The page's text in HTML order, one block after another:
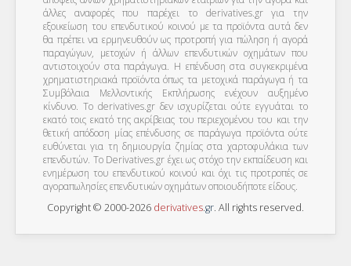
άλλες αναφορές που παρέχει το derivatives.gr για την
εξοικείωση του επενδυτικού κοινού με τα προϊόντα αυτά δεν
θα πρέπει να ερμηνευθούν ως προτροπή για πώληση ή αγορά
παραγώγων, μετοχών ή άλλων επενδυτικών οχημάτων που
αντιστοιχούν στα παράγωγα. Η επένδυση στα συγκεκριμένα
χρηματιστηριακά προϊόντα όπως τα μετοχικά παράγωγα ή τα
Συμβόλαια Μελλοντικής Εκπλήρωσης ενέχουν αυξημένο
κίνδυνο. Το derivatives.gr δεν ισχυρίζεται ούτε εγγυάται το
εκατό τοις εκατό της ακρίβειας του περιεχομένου του και την
θετική απόδοση μίας επένδυσης σε παράγωγα προϊόντα ούτε
ευθύνεται για τη δημιουργία ζημίας στα χαρτοφυλάκια των
επενδυτών. To Derivatives.gr έχει ως στόχο την εκπαίδευση και
ενημέρωση του επενδυτικού κοινού και όχι τις προτροπές σε
αγοραπωλησίες επενδυτικών οχημάτων οποιουδήποτε είδους.
Copyright © 2000-2026 derivatives.gr. All rights reserved.